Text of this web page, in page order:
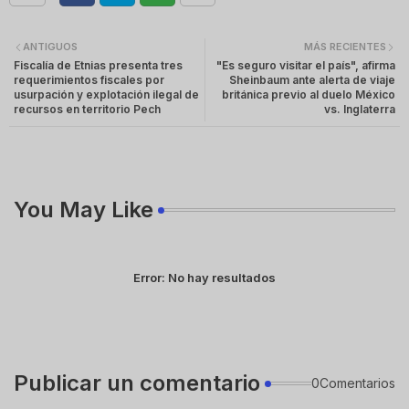
MÁS RECIENTES
"Es seguro visitar el país", afirma
Sheinbaum ante alerta de viaje
británica previo al duelo México
vs. Inglaterra
ANTIGUOS
Fiscalía de Etnias presenta tres
requerimientos fiscales por
usurpación y explotación ilegal de
recursos en territorio Pech
You May Like
Error: No hay resultados
Publicar un comentario 0Comentarios